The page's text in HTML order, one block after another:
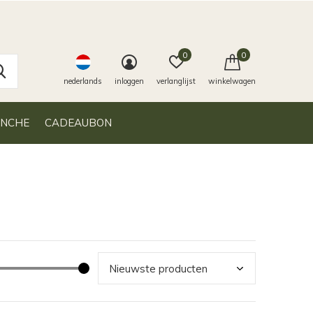
CADEAUBON
nederlands inloggen verlanglijst
0
winkelwagen
0